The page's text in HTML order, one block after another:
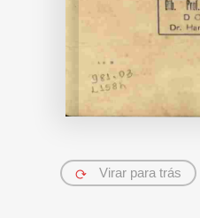
Virar para trás